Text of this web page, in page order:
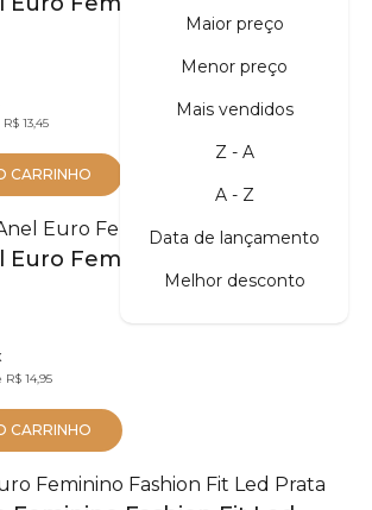
Maior preço
Menor preço
Mais vendidos
Z - A
A - Z
Data de lançamento
Melhor desconto
R$ 13,45
CARRINHO
Euro Feminino Unique Prata
R$ 14,95
CARRINHO